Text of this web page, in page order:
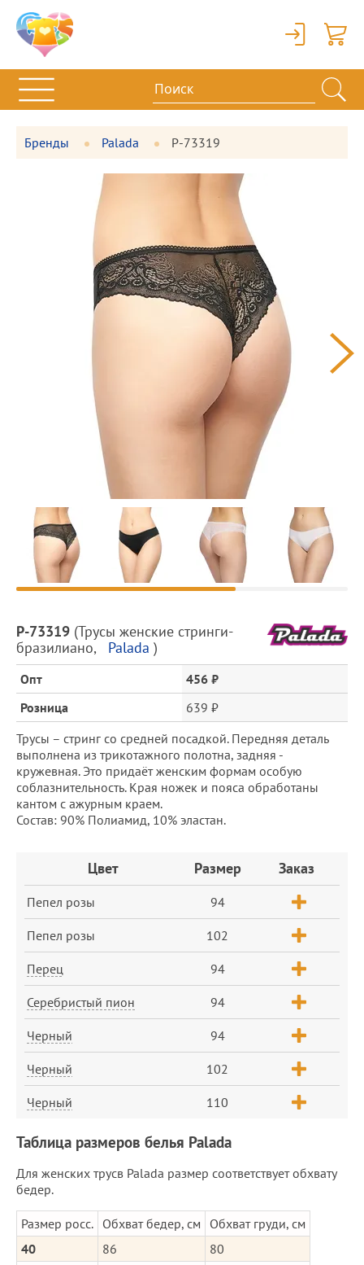
Вход
Бренды Palada P-73319
Фотографии
товара
Предпросмотр
фотографий
Описание
товара
и
цена
P-73319 (Трусы женские стринги-
бразилиано, Palada )
Опт
456 ₽
Розница
639 ₽
Трусы – стринг со средней посадкой. Передняя деталь
выполнена из трикотажного полотна, задняя -
кружевная. Это придаёт женским формам особую
соблазнительность. Края ножек и пояса обработаны
кантом с ажурным краем.
Состав: 90% Полиамид, 10% эластан.
Цвет Размер Заказ
Пепел розы 94
Пепел розы 102
Перец 94
Серебристый пион 94
Черный 94
Черный 102
Черный 110
Таблица размеров белья Palada
Для женских трусв Palada размер соответствует обхвату
бедер.
Размер росс. Обхват бедер, см
Обхват груди, см
40
86
80